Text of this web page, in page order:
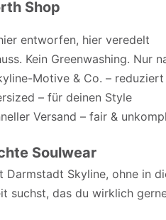
Shop
entworfen, hier veredelt
Kein Greenwashing. Nur
Motive & Co. –
– für deinen Style
Versand – fair &
Soulwear
Darmstadt Skyline, ohne in
suchst, das du wirklich